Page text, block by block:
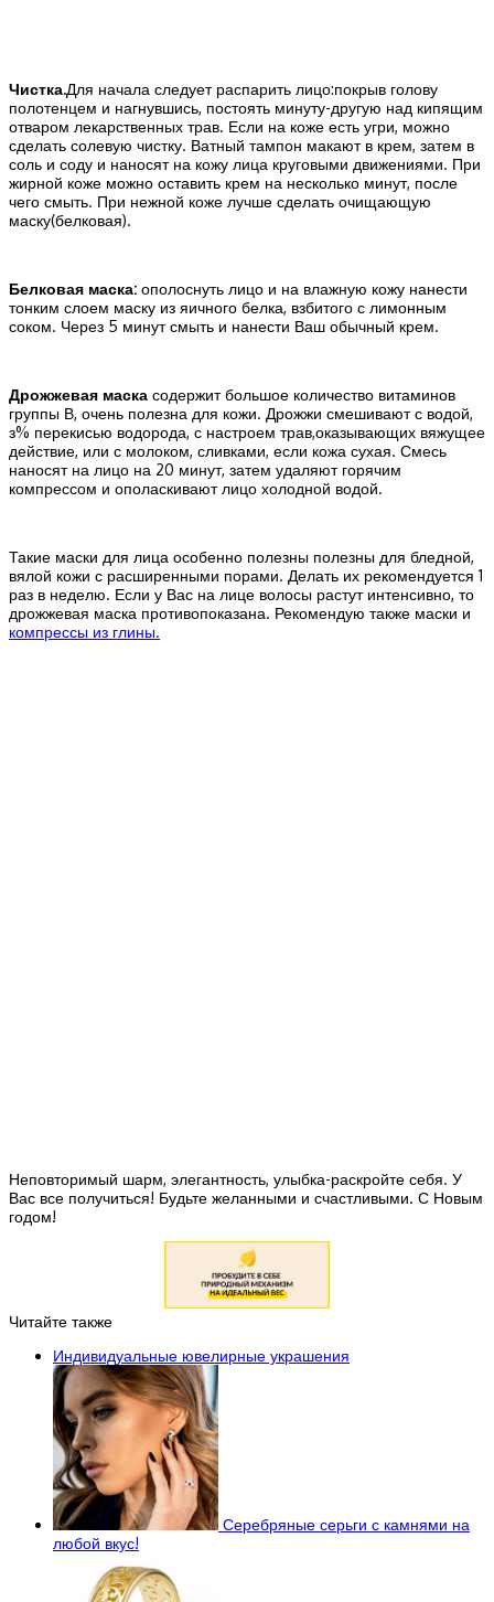
Чистка.Для начала следует распарить лицо:покрыв голову
полотенцем и нагнувшись, постоять минуту-другую над кипящим
отваром лекарственных трав. Если на коже есть угри, можно
сделать солевую чистку. Ватный тампон макают в крем, затем в
соль и соду и наносят на кожу лица круговыми движениями. При
жирной коже можно оставить крем на несколько минут, после
чего смыть. При нежной коже лучше сделать очищающую
маску(белковая).
Белковая маска: ополоснуть лицо и на влажную кожу нанести
тонким слоем маску из яичного белка, взбитого с лимонным
соком. Через 5 минут смыть и нанести Ваш обычный крем.
Дрожжевая маска содержит большое количество витаминов
группы В, очень полезна для кожи. Дрожжи смешивают с водой,
з% перекисью водорода, с настроем трав,оказывающих вяжущее
действие, или с молоком, сливками, если кожа сухая. Смесь
наносят на лицо на 20 минут, затем удаляют горячим
компрессом и ополаскивают лицо холодной водой.
Такие маски для лица особенно полезны полезны для бледной,
вялой кожи с расширенными порами. Делать их рекомендуется 1
раз в неделю. Если у Вас на лице волосы растут интенсивно, то
дрожжевая маска противопоказана. Рекомендую также маски и
компрессы из глины.
Неповторимый шарм, элегантность, улыбка-раскройте себя. У
Вас все получиться! Будьте желанными и счастливыми. С Новым
годом!
Читайте также
Индивидуальные ювелирные украшения
Серебряные серьги с камнями на
любой вкус!